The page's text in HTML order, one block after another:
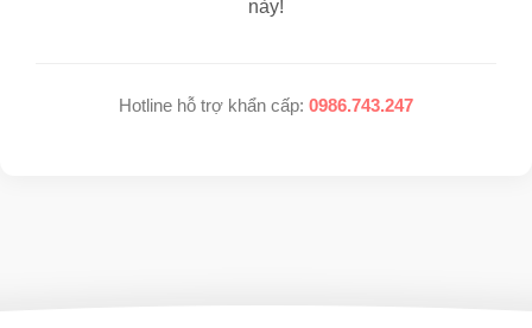
này!
Hotline hỗ trợ khẩn cấp: 0986.743.247